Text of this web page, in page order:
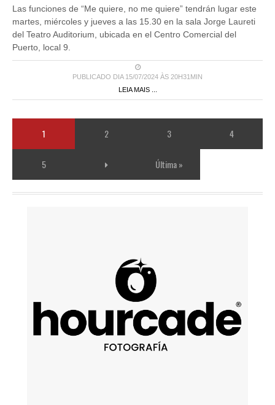
Las funciones de “Me quiere, no me quiere” tendrán lugar este
martes, miércoles y jueves a las 15.30 en la sala Jorge Laureti
del Teatro Auditorium, ubicada en el Centro Comercial del
Puerto, local 9.
PUBLICADO DIA 15/07/2024 ÀS 20H31MIN
LEIA MAIS ...
1 2 3 4
5 Última »